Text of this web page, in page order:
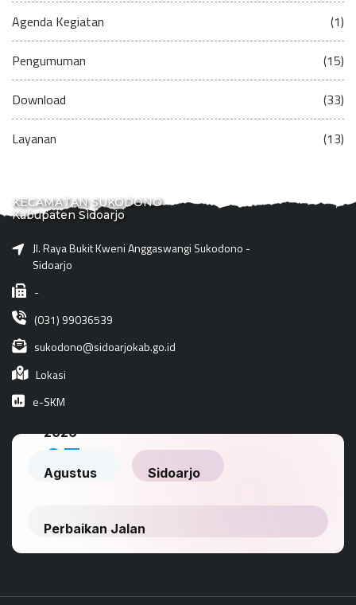
Agenda Kegiatan (1)
Pengumuman (15)
Download (33)
Layanan (13)
KECAMATAN SUKODONO
Kabupaten Sidoarjo
Jl. Raya Bukit Kweni Anggaswangi Sukodono -
Sidoarjo
-
(031) 99036539
sukodono@sidoarjokab.go.id
Lokasi
e-SKM